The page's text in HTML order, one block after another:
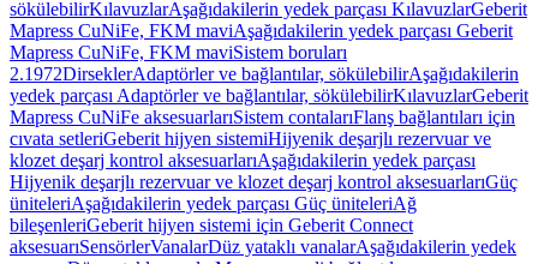
sökülebilirKılavuzlarAşağıdakilerin yedek parçası KılavuzlarGeberit
Mapress CuNiFe, FKM maviAşağıdakilerin yedek parçası Geberit
Mapress CuNiFe, FKM maviSistem boruları
2.1972DirseklerAdaptörler ve bağlantılar, sökülebilirAşağıdakilerin
yedek parçası Adaptörler ve bağlantılar, sökülebilirKılavuzlarGeberit
Mapress CuNiFe aksesuarlarıSistem contalarıFlanş bağlantıları için
cıvata setleriGeberit hijyen sistemiHijyenik deşarjlı rezervuar ve
klozet deşarj kontrol aksesuarlarıAşağıdakilerin yedek parçası
Hijyenik deşarjlı rezervuar ve klozet deşarj kontrol aksesuarlarıGüç
üniteleriAşağıdakilerin yedek parçası Güç üniteleriAğ
bileşenleriGeberit hijyen sistemi için Geberit Connect
aksesuarıSensörlerVanalarDüz yataklı vanalarAşağıdakilerin yedek